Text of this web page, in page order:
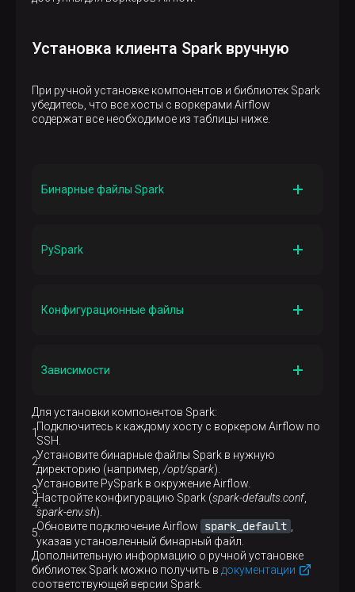
Установка клиента Spark вручную
При ручной установке компонентов и библиотек Spark
убедитесь, что все хосты с воркерами Airflow
содержат все необходимое из таблицы ниже.
Бинарные файлы Spark
PySpark
Конфигурационные файлы
Зависимости
Необходимые библиотеки
Путь
/opt/spark/jars
Для установки компонентов Spark:
Подключитесь к каждому хосту с воркером Airflow по
SSH.
Установите бинарные файлы Spark в нужную
директорию (например,/opt/spark).
Установите PySpark в окружение Airflow.
Настройте конфигурацию Spark (spark-defaults.conf,
spark-env.sh).
Обновите подключение Airflow
spark_default ,
указав установленный бинарный файл.
Дополнительную информацию о ручной установке
библиотек Spark можно получить в документации
соответствующей версии Spark.